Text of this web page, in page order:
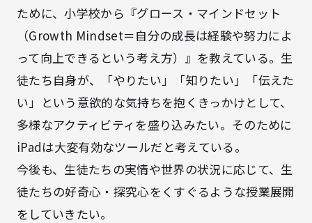
ために、小学校から『グロース・マインドセット
（Growth Mindset＝自分の成長は経験や努力によ
って向上できるという考え方）』を教えている。生
徒たち自身が、「やりたい」「知りたい」「伝えた
い」という意欲的な気持ちを抱くきっかけとして、
多様なアクティビティを盛り込みたい。そのために
iPadは大変有効なツールだと考えている。
今後も、生徒たちの実情や世界の状況に応じて、生
徒たちの好奇心・探究心をくすぐるような授業展開
をしていきたい。